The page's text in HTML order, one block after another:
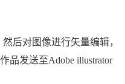
后对图像进行矢量编辑，
品发送至Adobe illustrator